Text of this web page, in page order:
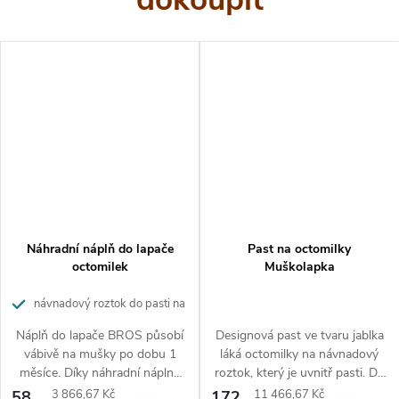
Náplň do lapače octomilek BROS nevyvolává žádné zdraví
nebezpečné interakce. V případě potřeby vyhledejte
Skladování přípravku
Náhradní náplň do lapače
octomilek
návnadový roztok do pasti na
Náplň do lapače BROS působí
vábivě na mušky po dobu 1
měsíce. Díky náhradní náplně
do lapače octomilek můžete
Měrná
3 866,67 Kč
Past na octomilky
Muškolapka
Designová past ve tvaru jablka
láká octomilky na návnadový
roztok, který je uvnitř pasti. Do
restaurací, obchodů, ke
Měrná
11 466,67 Kč